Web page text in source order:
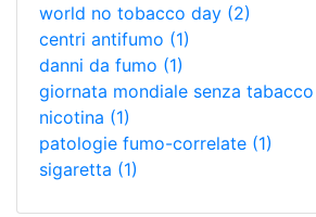
world no tobacco day (2)
centri antifumo (1)
danni da fumo (1)
giornata mondiale senza tabacco
nicotina (1)
patologie fumo-correlate (1)
sigaretta (1)